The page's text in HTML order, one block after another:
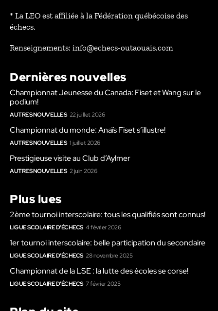
* La LEO est affiliée à la Fédération québécoise des
échecs.
Renseignements: info@echecs-outaouais.com
Dernières nouvelles
Championnat Jeunesse du Canada: Fiset et Wang sur le
podium!
AUTRES NOUVELLES 22 juillet 2026
Championnat du monde: Anaïs Fiset s’illustre!
AUTRES NOUVELLES 1 juillet 2026
Prestigieuse visite au Club d’Aylmer
AUTRES NOUVELLES 2 juin 2026
Plus lues
2ème tournoi interscolaire: tous les qualifiés sont connus!
LIGUE SCOLAIRE D'ÉCHECS 4 février 2026
1er tournoi interscolaire: belle participation du secondaire
LIGUE SCOLAIRE D'ÉCHECS 28 novembre 2025
Championnat de la LSE : la lutte des écoles se corse!
LIGUE SCOLAIRE D'ÉCHECS 7 février 2025